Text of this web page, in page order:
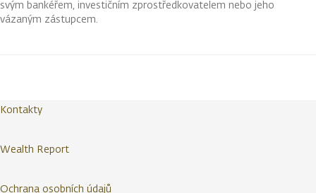
svým bankéřem, investičním zprostředkovatelem nebo jeho
vázaným zástupcem.
Kontakty
Wealth Report
Ochrana osobních údajů